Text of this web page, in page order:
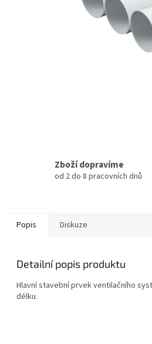
Zboží dopravíme
od 2 do 8 pracovních dnů
Popis Diskuze
Detailní popis produktu
Hlavní stavební prvek ventilačního
délku.